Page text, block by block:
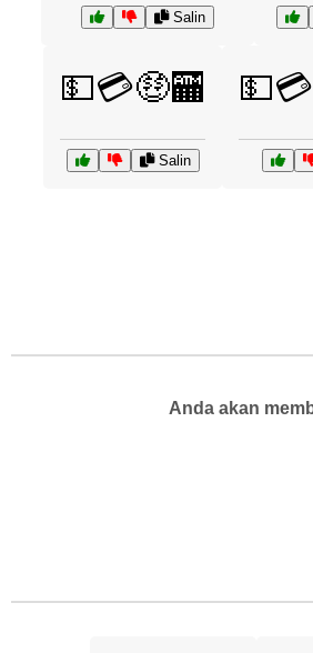
Salin
💵💳🤑🏧
Salin
Anda akan